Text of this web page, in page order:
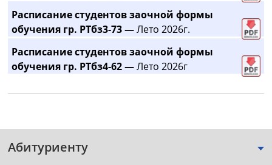
Расписание студентов заочной формы
обучения гр. РТбз3-73 —Лето 2026г.
Расписание студентов заочной формы
обучения гр. РТбз4-62 —Лето 2026г
Абитуриенту